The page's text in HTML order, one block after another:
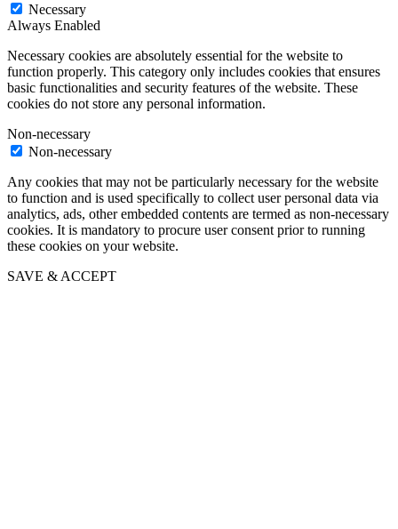
Necessary
Always Enabled
Necessary cookies are absolutely essential for the website to
function properly. This category only includes cookies that ensures
basic functionalities and security features of the website. These
cookies do not store any personal information.
Non-necessary
Non-necessary
Any cookies that may not be particularly necessary for the website
to function and is used specifically to collect user personal data via
analytics, ads, other embedded contents are termed as non-necessary
cookies. It is mandatory to procure user consent prior to running
these cookies on your website.
SAVE & ACCEPT